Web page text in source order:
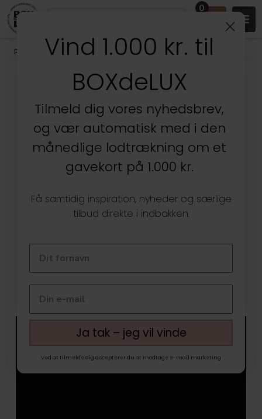
0
Produkter /Køkken /Affaldssortering
Vind 1.000 kr. til
BOXdeLUX
Tilmeld dig vores nyhedsbrev,
og vær automatisk med i den
månedlige lodtrækning om et
gavekort på 1.000 kr.
Få samtidig inspiration, nyheder og særlige
tilbud direkte i indbakken.
Ja tak – jeg vil vinde
Ved at tilmelde dig accepterer du at modtage e-mail marketing